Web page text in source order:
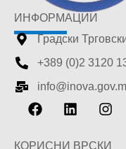
ИНФОРМАЦИИ
Градски
+389 (0)2 3120
КОРИСНИ ВРСКИ